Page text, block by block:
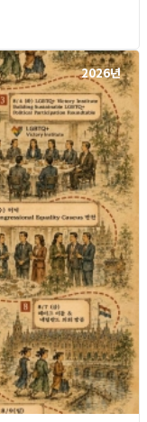
2026년